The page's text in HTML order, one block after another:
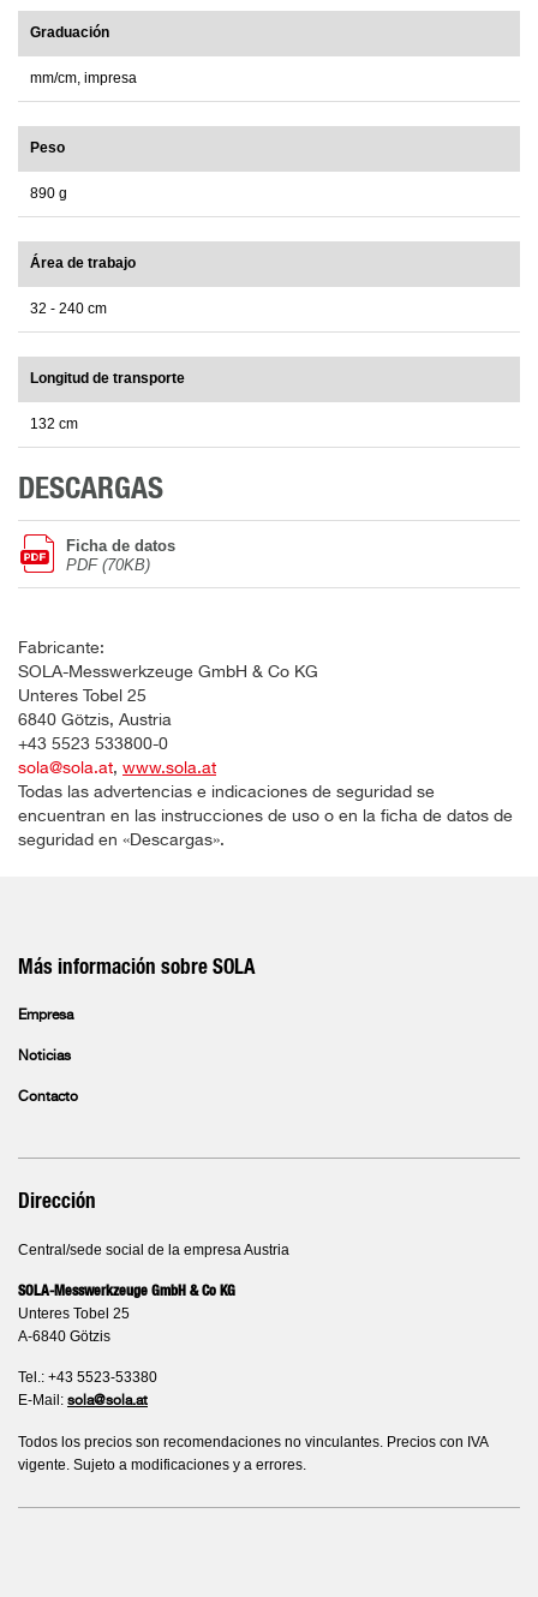
Graduación
mm/cm, impresa
Peso
890 g
Área de trabajo
32 - 240 cm
Longitud de transporte
132 cm
DESCARGAS
Ficha de datos
PDF (70KB)
Fabricante:
SOLA-Messwerkzeuge GmbH & Co KG
Unteres Tobel 25
6840 Götzis, Austria
+43 5523 533800-0
sola@sola.at, www.sola.at
Todas las advertencias e indicaciones de seguridad se
encuentran en las instrucciones de uso o en la ficha de datos de
seguridad en «Descargas».
Más información sobre SOLA
Empresa
Noticias
Contacto
Dirección
Central/sede social de la empresa Austria
SOLA-Messwerkzeuge GmbH & Co KG
Unteres Tobel 25
A-6840 Götzis
Tel.: +43 5523-53380
E-Mail: sola@sola.at
Todos los precios son recomendaciones no vinculantes. Precios con IVA
vigente. Sujeto a modificaciones y a errores.